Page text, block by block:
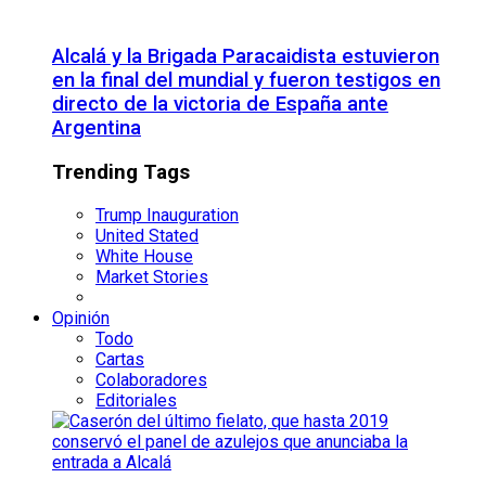
Alcalá y la Brigada Paracaidista estuvieron
en la final del mundial y fueron testigos en
directo de la victoria de España ante
Argentina
Trending Tags
Trump Inauguration
United Stated
White House
Market Stories
Opinión
Todo
Cartas
Colaboradores
Editoriales